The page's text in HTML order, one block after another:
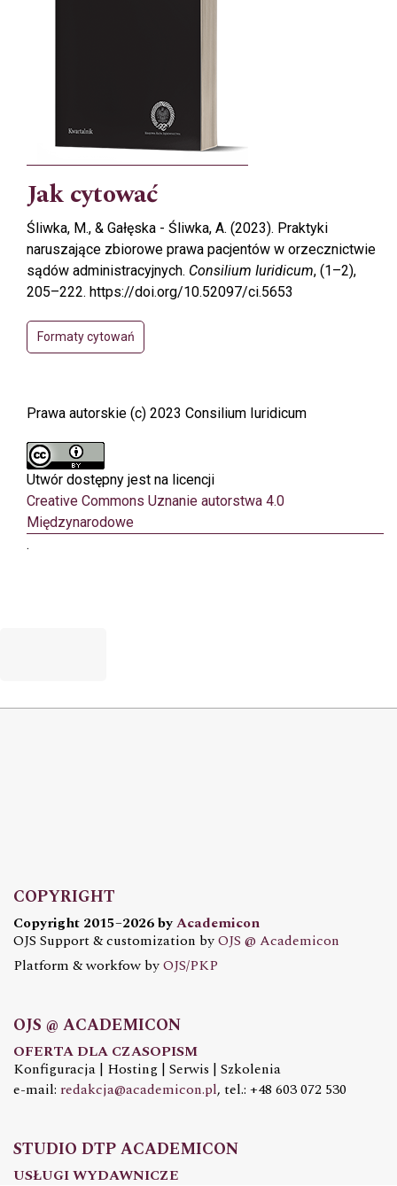
Jak cytować
Śliwka, M., & Gałęska - Śliwka, A. (2023). Praktyki
naruszające zbiorowe prawa pacjentów w orzecznictwie
sądów administracyjnych. Consilium Iuridicum, (1–2),
205–222. https://doi.org/10.52097/ci.5653
Formaty cytowań
Prawa autorskie (c) 2023 Consilium Iuridicum
Utwór dostępny jest na licencji
Creative Commons Uznanie autorstwa 4.0
Międzynarodowe
.
COPYRIGHT
Copyright 2015–2026 byAcademicon
OJS Support & customization byOJS @ Academicon
Platform & workfow byOJS/PKP
OJS @ ACADEMICON
OFERTA DLA CZASOPISM
Konfiguracja | Hosting | Serwis | Szkolenia
e-mail: redakcja@academicon.pl, tel.: +48 603 072 530
STUDIO DTP ACADEMICON
USŁUGI WYDAWNICZE